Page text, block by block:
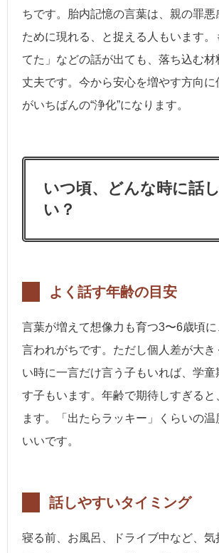
ちです。胎内記憶の言葉は、親の罪悪
ために現れる、と捉える人もいます。
てた」などの話が出ても、落ち込む材
丈夫です。今から安心を増やす方向
がいちばんの“浄化”になります。
いつ頃、どんな時に話
い？
よく話す年齢の目安
言葉が増えて想像力も育つ3〜6歳頃に
言われがちです。ただし個人差が大き
い時に一言だけ言う子もいれば、学童
す子もいます。年齢で期待しすぎる
ます。「出たらラッキー」くらいの
いいです。
話しやすいタイミング
寝る前、お風呂、ドライブ中など、